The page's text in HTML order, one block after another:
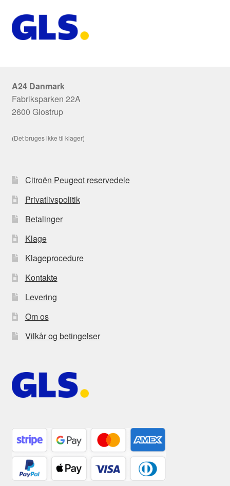
A24 Danmark
Fabriksparken 22A
2600 Glostrup
(Det bruges ikke til klager)
Citroën Peugeot reservedele
Privatlivspolitik
Betalinger
Klage
Klageprocedure
Kontakte
Levering
Om os
Vilkår og betingelser